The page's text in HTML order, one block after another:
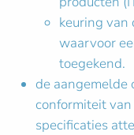
keuring van
waarvoor
toegekend.
de
conformiteit
specificaties